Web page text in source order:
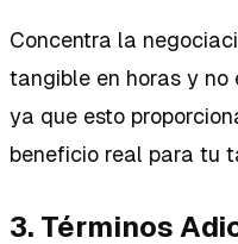
Concentra la
tangible en horas y
ya que esto
beneficio real para tu
3. Términos